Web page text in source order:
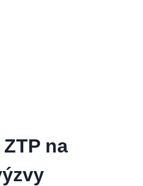
na